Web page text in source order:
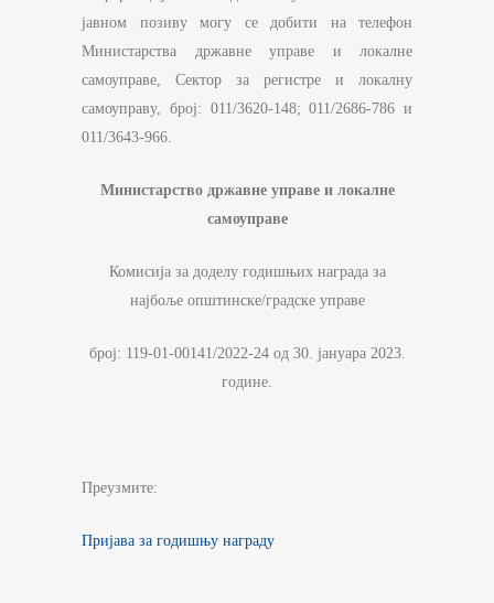
јавном позиву могу се добити на телефон
Министарства државне управе и локалне
самоуправе, Сектор за регистре и локалну
самоуправу, број: 011/3620-148; 011/2686-786 и
011/3643-966.
Министарство државне управе и локалне
самоуправе
Комисија за доделу годишњих награда за
најбоље општинске/градске управе
број: 119-01-00141/2022-24 од 30. јануара 2023.
године.
Преузмите:
Пријава за годишњу награду